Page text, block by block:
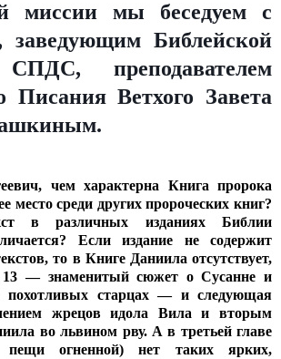
миссии мы беседуем с
заведующим Библейской
преподавателем
Писания Ветхого Завета
чем характерна Книга пророка
место среди других пророческих книг?
в различных изданиях Библии
Если издание не содержит
то в Книге Даниила отсутствует,
13 — знаменитый сюжет о Сусанне и
похотливых старцах — и следующая
жрецов идола Вила и вторым
во львином рву. А в третьей главе
огненной) нет таких ярких,